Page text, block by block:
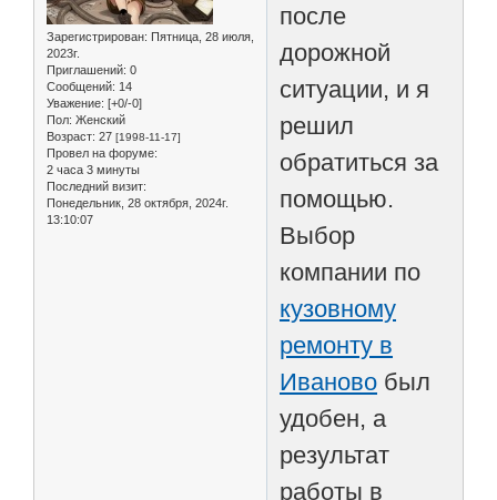
Зарегистрирован: Пятница, 28 июля,
2023г.
Приглашений: 0
Сообщений: 14
Уважение: [+0/-0]
Пол: Женский
Возраст: 27 [1998-11-17]
Провел на форуме:
2 часа 3 минуты
Последний визит:
Понедельник, 28 октября, 2024г.
13:10:07
после
дорожной
ситуации, и я
решил
обратиться за
помощью.
Выбор
компании по
кузовному
ремонту в
Иваново был
удобен, а
результат
работы в